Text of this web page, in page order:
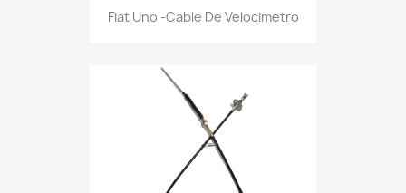
Fiat Uno -Cable De Velocimetro